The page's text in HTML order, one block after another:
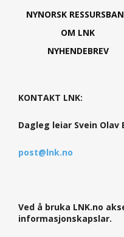
NYNORSK
OM LNK
NYHENDEBREV
KONTAKT LNK:
Dagleg leiar Svein Olav
post@lnk.no
Ved å bruka LNK.no
informasjonskapslar.